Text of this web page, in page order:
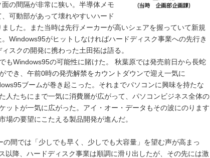
の間隔が非常に狭い。半導体メモ
可動部があって壊れやすいハード
した。また当時は先行メーカーが高いシェアを握っていて新規
Windows95がヒットしなければハードディスク事業への先行き
スクの開発に携わった土田拓は語る。
もWindows95の可能性に賭けた。 秋葉原では発売前日から長蛇
でき、午前0時の発売解禁をカウントダウンで迎え一気に
ブームが巻き起こった。それまでパソコンに興味を持たな
人たちにまで一気に消費層が広がって、パソコンビジネス全体の
ットが一気に広がった。アイ・オー・データもその波にのります
場の要望にこたえる製品開発が進んだ。
間では「少しでも早く、少しでも大容量」を望む声が高まっ
以降、ハードディスク事業は順調に滑り出したが、その先には激